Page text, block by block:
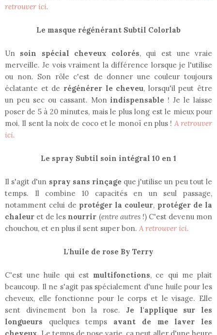
retrouver ici.
Le masque régénérant Subtil Colorlab
Un soin spécial cheveux colorés, qui est une vraie
merveille. Je vois vraiment la différence lorsque je l'utilise
ou non. Son rôle c'est de donner une couleur toujours
éclatante et de régénérer le cheveu, lorsqu'il peut être
un peu sec ou cassant. Mon indispensable ! Je le laisse
poser de 5 à 20 minutes, mais le plus long est le mieux pour
moi. Il sent la noix de coco et le monoï en plus ! A retrouver
ici.
Le spray Subtil soin intégral 10 en 1
Il s'agit d'un spray sans rinçageque j'utilise un peu tout le
temps. Il combine 10 capacités en un seul passage,
notamment celui de protéger la couleur, protéger de la
chaleur et de les nourrir (entre autres !) C'est devenu mon
chouchou, et en plus il sent super bon. A retrouver ici.
L'huile de rose By Terry
C'est une huile qui est multifonctions, ce qui me plait
beaucoup. Il ne s'agit pas spécialement d'une huile pour les
cheveux, elle fonctionne pour le corps et le visage. Elle
sent divinement bon la rose. Je l'applique sur les
longueurs quelques temps avant de me laver les